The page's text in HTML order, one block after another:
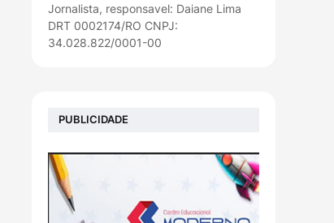
Jornalista, responsavel: Daiane Lima
DRT 0002174/RO CNPJ:
34.028.822/0001-00
PUBLICIDADE